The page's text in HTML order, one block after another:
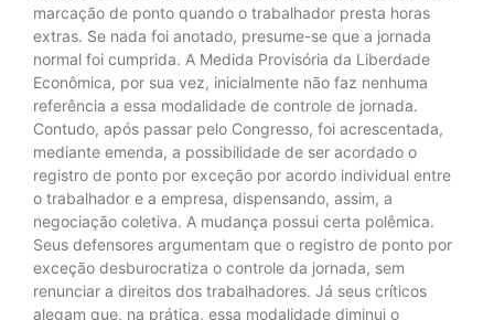
marcação de ponto quando o trabalhador presta horas
extras. Se nada foi anotado, presume-se que a jornada
normal foi cumprida. A Medida Provisória da Liberdade
Econômica, por sua vez, inicialmente não faz nenhuma
referência a essa modalidade de controle de jornada.
Contudo, após passar pelo Congresso, foi acrescentada,
mediante emenda, a possibilidade de ser acordado o
registro de ponto por exceção por acordo individual entre
o trabalhador e a empresa, dispensando, assim, a
negociação coletiva. A mudança possui certa polêmica.
Seus defensores argumentam que o registro de ponto por
exceção desburocratiza o controle da jornada, sem
renunciar a direitos dos trabalhadores. Já seus críticos
alegam que, na prática, essa modalidade diminui o